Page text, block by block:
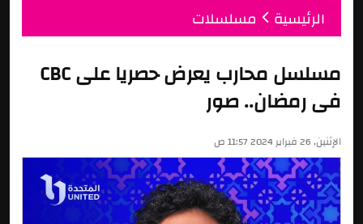
الرئيسية مسلسلات
مسلسل محارب يعرض حصريا على CBC
فى رمضان.. صور
الإثنين, 26 فبراير 2024 11:57 ص